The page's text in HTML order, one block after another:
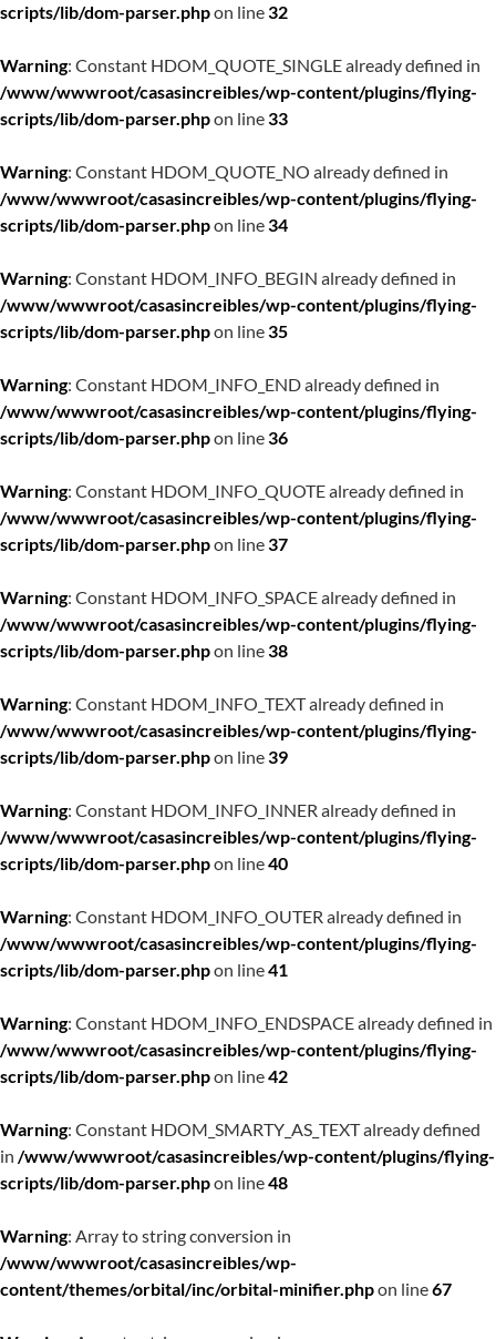
scripts/lib/dom-parser.phpon line32
Warning: Constant HDOM_QUOTE_SINGLE already defined in
/www/wwwroot/casasincreibles/wp-content/plugins/flying-
scripts/lib/dom-parser.phpon line33
Warning: Constant HDOM_QUOTE_NO already defined in
/www/wwwroot/casasincreibles/wp-content/plugins/flying-
scripts/lib/dom-parser.phpon line34
Warning: Constant HDOM_INFO_BEGIN already defined in
/www/wwwroot/casasincreibles/wp-content/plugins/flying-
scripts/lib/dom-parser.phpon line35
Warning: Constant HDOM_INFO_END already defined in
/www/wwwroot/casasincreibles/wp-content/plugins/flying-
scripts/lib/dom-parser.phpon line36
Warning: Constant HDOM_INFO_QUOTE already defined in
/www/wwwroot/casasincreibles/wp-content/plugins/flying-
scripts/lib/dom-parser.phpon line37
Warning: Constant HDOM_INFO_SPACE already defined in
/www/wwwroot/casasincreibles/wp-content/plugins/flying-
scripts/lib/dom-parser.phpon line38
Warning: Constant HDOM_INFO_TEXT already defined in
/www/wwwroot/casasincreibles/wp-content/plugins/flying-
scripts/lib/dom-parser.phpon line39
Warning: Constant HDOM_INFO_INNER already defined in
/www/wwwroot/casasincreibles/wp-content/plugins/flying-
scripts/lib/dom-parser.phpon line40
Warning: Constant HDOM_INFO_OUTER already defined in
/www/wwwroot/casasincreibles/wp-content/plugins/flying-
scripts/lib/dom-parser.phpon line41
Warning: Constant HDOM_INFO_ENDSPACE already defined in
/www/wwwroot/casasincreibles/wp-content/plugins/flying-
scripts/lib/dom-parser.phpon line42
Warning: Constant HDOM_SMARTY_AS_TEXT already defined
in /www/wwwroot/casasincreibles/wp-content/plugins/flying-
scripts/lib/dom-parser.phpon line48
Warning: Array to string conversion in
/www/wwwroot/casasincreibles/wp-
content/themes/orbital/inc/orbital-minifier.phpon line67